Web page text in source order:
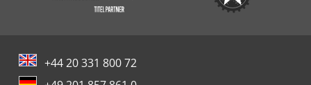
+44 20 331 800 72